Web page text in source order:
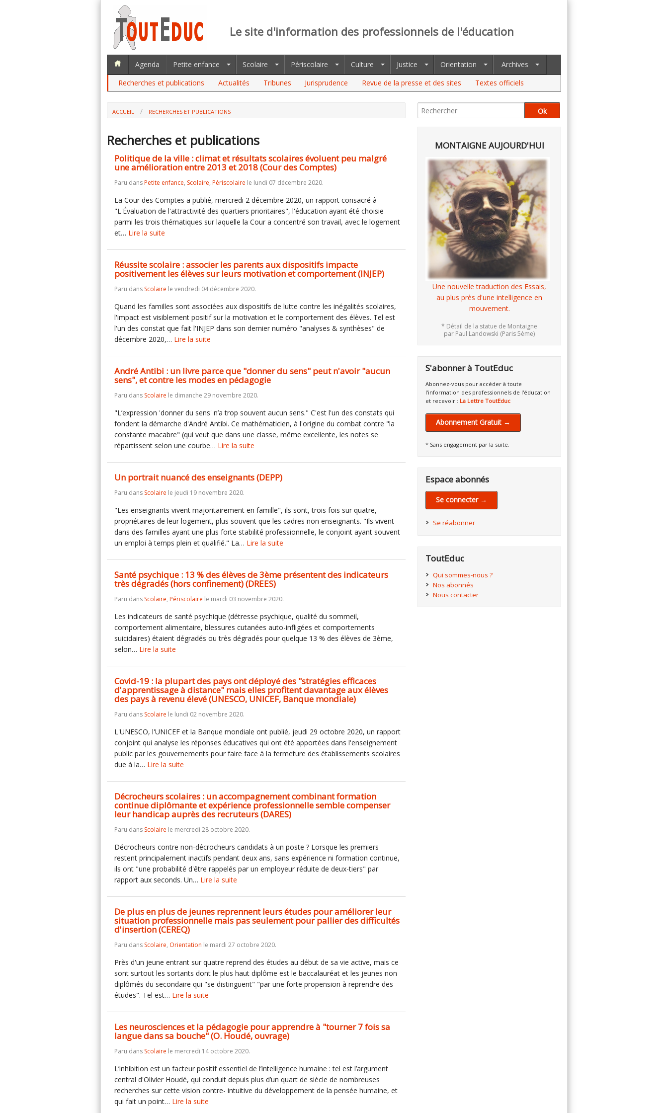
Le site d'information des professionnels de l'éducation
Agenda Petite enfance Scolaire Périscolaire Culture Justice Orientation
Archives
Recherches et publications
Actualités Tribunes Jurisprudence Revue de la presse et des sites Textes officiels
ACCUEIL RECHERCHES ET PUBLICATIONS
Recherches et publications
Politique de la ville : climat et résultats scolaires évoluent peu malgré
une amélioration entre 2013 et 2018 (Cour des Comptes)
Paru dansPetite enfance, Scolaire, Périscolaire le lundi 07 décembre 2020.
La Cour des Comptes a publié, mercredi 2 décembre 2020, un rapport consacré à
"L'Évaluation de l'attractivité des quartiers prioritaires", l'éducation ayant été choisie
parmi les trois thématiques sur laquelle la Cour a concentré son travail, avec le logement
et… Lire la suite
Réussite scolaire : associer les parents aux dispositifs impacte
positivement les élèves sur leurs motivation et comportement (INJEP)
Paru dans Scolaire le vendredi 04 décembre 2020.
Quand les familles sont associées aux dispositifs de lutte contre les inégalités scolaires,
l'impact est visiblement positif sur la motivation et le comportement des élèves. Tel est
l'un des constat que fait l'INJEP dans son dernier numéro "analyses & synthèses" de
décembre 2020,… Lire la suite
André Antibi : un livre parce que "donner du sens" peut n'avoir "aucun
sens", et contre les modes en pédagogie
Paru dans Scolaire le dimanche 29 novembre 2020.
"L’expression 'donner du sens' n’a trop souvent aucun sens." C'est l'un des constats qui
fondent la démarche d'André Antibi. Ce mathématicien, à l'origine du combat contre "la
constante macabre" (qui veut que dans une classe, même excellente, les notes se
répartissent selon une courbe… Lire la suite
Un portrait nuancé des enseignants (DEPP)
Paru dans Scolaire le jeudi 19 novembre 2020.
"Les enseignants vivent majoritairement en famille", ils sont, trois fois sur quatre,
propriétaires de leur logement, plus souvent que les cadres non enseignants. "Ils vivent
dans des familles ayant une plus forte stabilité professionnelle, le conjoint ayant souvent
un emploi à temps plein et qualifié." La… Lire la suite
Santé psychique : 13 % des élèves de 3ème présentent des indicateurs
très dégradés (hors confinement) (DREES)
Paru dans Scolaire, Périscolaire le mardi 03 novembre 2020.
Les indicateurs de santé psychique (détresse psychique, qualité du sommeil,
comportement alimentaire, blessures cutanées auto-infligées et comportements
suicidaires) étaient dégradés ou très dégradés pour quelque 13 % des élèves de 3ème,
selon… Lire la suite
Covid-19 : la plupart des pays ont déployé des "stratégies efficaces
d'apprentissage à distance" mais elles profitent davantage aux élèves
des pays à revenu élevé (UNESCO, UNICEF, Banque mondiale)
Paru dans Scolaire le lundi 02 novembre 2020.
L'UNESCO, l'UNICEF et la Banque mondiale ont publié, jeudi 29 octobre 2020, un rapport
conjoint qui analyse les réponses éducatives qui ont été apportées dans l'enseignement
public par les gouvernements pour faire face à la fermeture des établissements scolaires
due à la… Lire la suite
Décrocheurs scolaires : un accompagnement combinant formation
continue diplômante et expérience professionnelle semble compenser
leur handicap auprès des recruteurs (DARES)
Paru dans Scolaire le mercredi 28 octobre 2020.
Décrocheurs contre non-décrocheurs candidats à un poste ? Lorsque les premiers
restent principalement inactifs pendant deux ans, sans expérience ni formation continue,
ils ont "une probabilité d'être rappelés par un employeur réduite de deux-tiers" par
rapport aux seconds. Un… Lire la suite
De plus en plus de jeunes reprennent leurs études pour améliorer leur
situation professionnelle mais pas seulement pour pallier des difficultés
d'insertion (CEREQ)
Paru dans Scolaire, Orientation le mardi 27 octobre 2020.
Près d'un jeune entrant sur quatre reprend des études au début de sa vie active, mais ce
sont surtout les sortants dont le plus haut diplôme est le baccalauréat et les jeunes non
diplômés du secondaire qui "se distinguent" "par une forte propension à reprendre des
études". Tel est… Lire la suite
Les neurosciences et la pédagogie pour apprendre à "tourner 7 fois sa
langue dans sa bouche" (O. Houdé, ouvrage)
Paru dans Scolaire le mercredi 14 octobre 2020.
L’inhibition est un facteur positif essentiel de l’intelligence humaine : tel est l’argument
central d'Olivier Houdé, qui conduit depuis plus d’un quart de siècle de nombreuses
recherches sur cette vision contre- intuitive du développement de la pensée humaine, et
qui fait un point… Lire la suite
MONTAIGNE AUJOURD'HUI
Une nouvelle traduction des Essais,
au plus près d'une intelligence en
mouvement.
* Détail de la statue de Montaigne
par Paul Landowski (Paris 5ème)
S'abonner à ToutEduc
Abonnez-vous pour accéder à toute
l'information des professionnels de l'éducation
et recevoir : La Lettre ToutEduc
Abonnement Gratuit →
* Sans engagement par la suite.
Espace abonnés
Se connecter →
Se réabonner
ToutEduc
Qui sommes-nous ?
Nos abonnés
Nous contacter